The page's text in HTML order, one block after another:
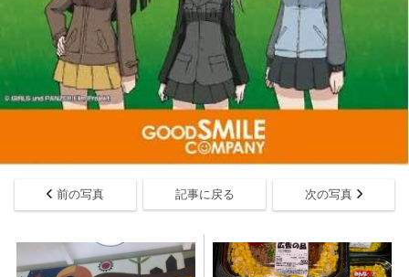
前の写真 記事に戻る 次の写真